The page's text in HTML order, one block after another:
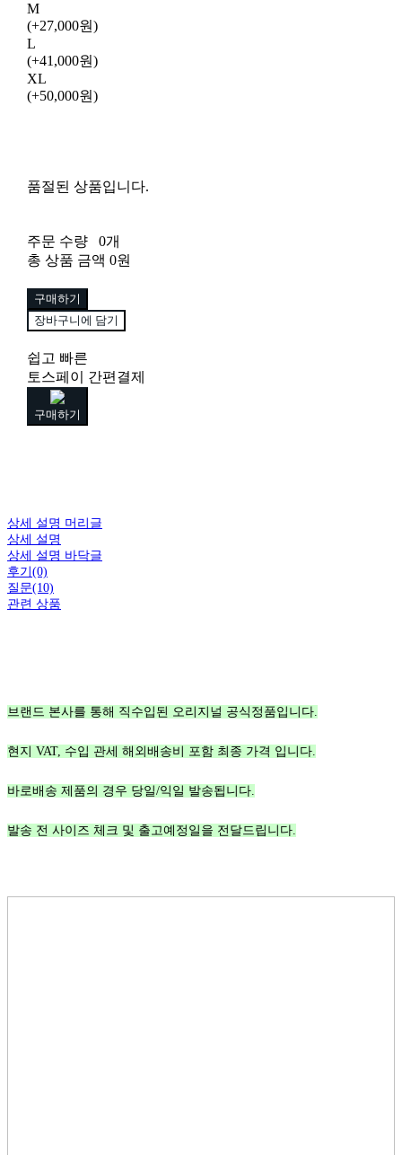
M
(+27,000원)
L
(+41,000원)
XL
(+50,000원)
품절된 상품입니다.
주문 수량
0개
총 상품 금액 0원
구매하기
장바구니에 담기
쉽고 빠른
토스페이 간편결제
구매하기
상세 설명 머리글
상세 설명
상세 설명 바닥글
후기(0)
질문(10)
관련 상품
브랜드 본사를 통해 직수입된 오리지널 공식정품입니다.
현지 VAT, 수입 관세 해외배송비 포함 최종 가격 입니다.
바로배송 제품의 경우 당일/익일 발송됩니다.
발송 전 사이즈 체크 및 출고예정일을 전달드립니다.